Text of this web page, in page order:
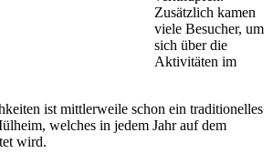
Zusätzlich kamen
viele Besucher, um
sich über die
Aktivitäten im
ist mittlerweile schon ein traditionelles
welches in jedem Jahr auf dem
wird.